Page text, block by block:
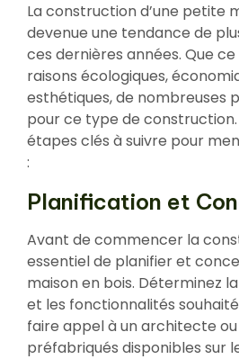
La construction d’une petite
devenue une tendance de
ces dernières années. Que
raisons écologiques,
esthétiques, de nombreuses
pour ce type de construction.
étapes clés à suivre pour
:
Planification et
Avant de commencer la
essentiel de planifier et
maison en bois. Déterminez
et les fonctionnalités
faire appel à un architecte
préfabriqués disponibles sur